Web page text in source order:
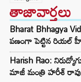
తాజావార్తలు
Bharat Bhhagya
పణంగా పెట్టిన రియల్
Harish Rao:
మాజీ మంత్రి హరీశ్